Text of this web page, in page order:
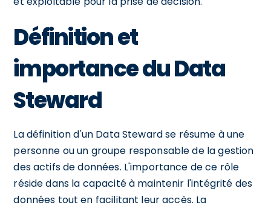
Définition et
importance du Data
Steward
La définition d'un Data Steward se résume à une
personne ou un groupe responsable de la gestion
des actifs de données. L'importance de ce rôle
réside dans la capacité à maintenir l'intégrité des
données tout en facilitant leur accès. La